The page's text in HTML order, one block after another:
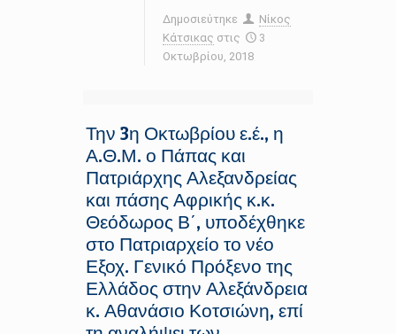
Δημοσιεύτηκε
Νίκος
Κάτσικας στις
3
Οκτωβρίου, 2018
Την 3η Οκτωβρίου ε.έ., η
Α.Θ.Μ. ο Πάπας και
Πατριάρχης Αλεξανδρείας
και πάσης Αφρικής κ.κ.
Θεόδωρος Β΄, υποδέχθηκε
στο Πατριαρχείο το νέο
Εξοχ. Γενικό Πρόξενο της
Ελλάδος στην Αλεξάνδρεια
κ. Αθανάσιο Κοτσιώνη, επί